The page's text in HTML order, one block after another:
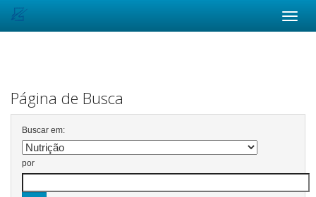
Página de Busca
Buscar em:
por